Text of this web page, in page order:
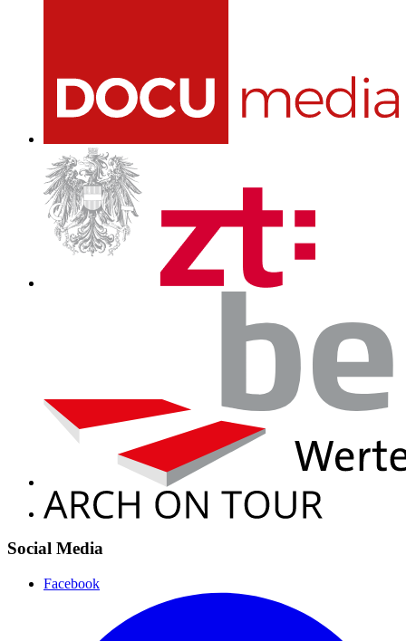
Social Media
Facebook